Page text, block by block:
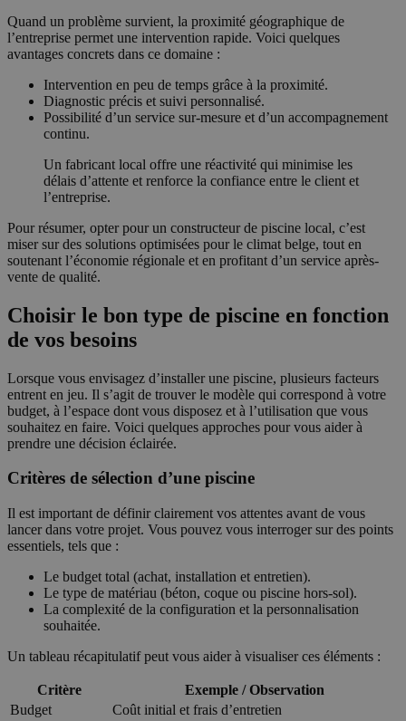
Quand un problème survient, la proximité géographique de
l’entreprise permet une intervention rapide. Voici quelques
avantages concrets dans ce domaine :
Intervention en peu de temps grâce à la proximité.
Diagnostic précis et suivi personnalisé.
Possibilité d’un service sur-mesure et d’un accompagnement
continu.
Un fabricant local offre une réactivité qui minimise les
délais d’attente et renforce la confiance entre le client et
l’entreprise.
Pour résumer, opter pour un constructeur de piscine local, c’est
miser sur des solutions optimisées pour le climat belge, tout en
soutenant l’économie régionale et en profitant d’un service après-
vente de qualité.
Choisir le bon type de piscine en fonction
de vos besoins
Lorsque vous envisagez d’installer une piscine, plusieurs facteurs
entrent en jeu. Il s’agit de trouver le modèle qui correspond à votre
budget, à l’espace dont vous disposez et à l’utilisation que vous
souhaitez en faire. Voici quelques approches pour vous aider à
prendre une décision éclairée.
Critères de sélection d’une piscine
Il est important de définir clairement vos attentes avant de vous
lancer dans votre projet. Vous pouvez vous interroger sur des points
essentiels, tels que :
Le budget total (achat, installation et entretien).
Le type de matériau (béton, coque ou piscine hors-sol).
La complexité de la configuration et la personnalisation
souhaitée.
Un tableau récapitulatif peut vous aider à visualiser ces éléments :
Critère
Exemple / Observation
Budget
Coût initial et frais d’entretien